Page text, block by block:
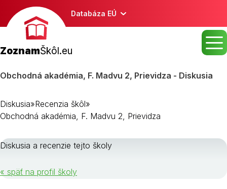
Databáza EÚ
ZoznamŠkôl.eu
Obchodná akadémia, F. Madvu 2, Prievidza - Diskusia
Diskusia»Recenzia škôl»
Obchodná akadémia, F. Madvu 2, Prievidza
Diskusia a recenzie tejto školy
« späť na profil školy